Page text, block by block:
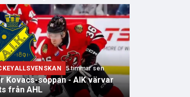
5 timmar sen
Kovacs-soppan - AIK värvar
från AHL